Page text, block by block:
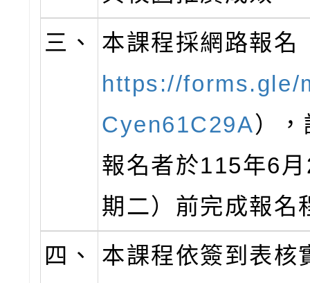
三、
本課程採網路報名
https://forms.gle/
Cyen61C29A）
報名者於115年6
期二）前完成報名
四、
本課程依簽到表核